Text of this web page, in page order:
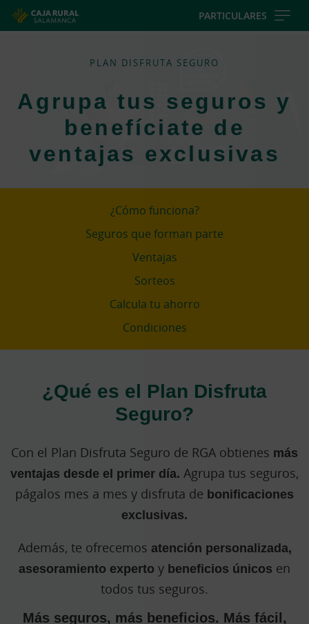
contentt
PARTICULARES
PLAN DISFRUTA SEGURO
Agrupa tus seguros y
benefíciate de
ventajas exclusivas
¿Cómo funciona?
Seguros que forman parte
Ventajas
Sorteos
Calcula tu ahorro
Condiciones
¿Qué es el Plan Disfruta
Seguro?
Con el Plan Disfruta Seguro de RGA obtienes más
ventajas desde el primer día. Agrupa tus seguros,
págalos mes a mes y disfruta de bonificaciones
exclusivas.
Además, te ofrecemos atención personalizada,
asesoramiento experto y beneficios únicos en
todos tus seguros.
Más seguros, más beneficios. Más fácil,